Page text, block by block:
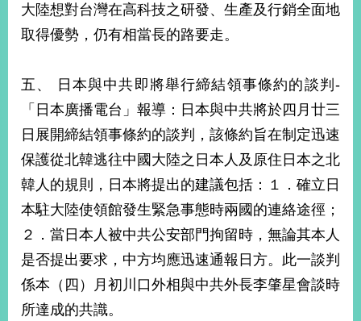
政
府
網
站
資
料
開
放
宣
隱
權
大陸想對台灣在高科技之研發、生產及行銷全面地
取得優勢，仍有相當長的路要走。
五、 日本與中共即將舉行締結領事條約的談判-
「日本廣播電台」報導：日本與中共將於四月廿三
日展開締結領事條約的談判，該條約旨在制定迅速
保護從北韓逃往中國大陸之日本人及原住日本之北
韓人的規則，日本將提出的建議包括：１．確立日
本駐大陸使領館發生緊急事態時兩國的連絡途徑；
２．當日本人被中共公安部門拘留時，無論其本人
是否提出要求，中方均應迅速通報日方。此一談判
係本（四）月初川口外相與中共外長李肇星會談時
所達成的共識。